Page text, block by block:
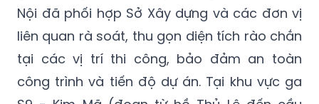
Nội đã phối hợp Sở Xây dựng và các đơn vị
liên quan rà soát, thu gọn diện tích rào chắn
tại các vị trí thi công, bảo đảm an toàn
công trình và tiến độ dự án. Tại khu vực ga